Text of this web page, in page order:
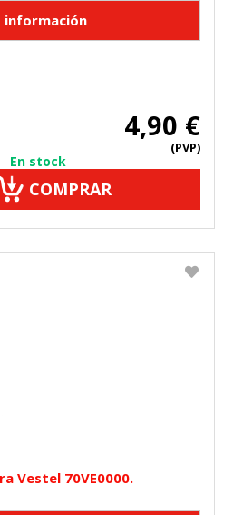
4,90 €
(PVP)
En stock
COMPRAR
Vestel 70VE0000.